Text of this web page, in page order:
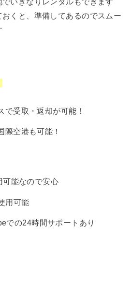
くと、準備してあるのでスムー
で受取・返却が可能！
際空港も可能！
可能なので安心
用可能
での24時間サポートあり